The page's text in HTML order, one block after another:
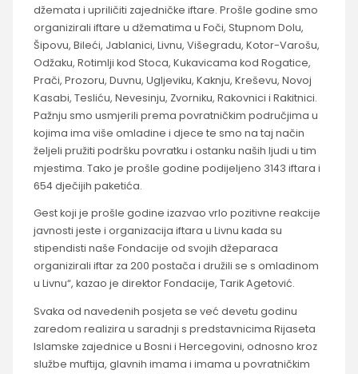
džemata i upriličiti zajedničke iftare. Prošle godine smo
organizirali iftare u džematima u Foči, Stupnom Dolu,
Šipovu, Bileći, Jablanici, Livnu, Višegradu, Kotor-Varošu,
Odžaku, Rotimlji kod Stoca, Kukavicama kod Rogatice,
Prači, Prozoru, Duvnu, Ugljeviku, Kaknju, Kreševu, Novoj
Kasabi, Tesliću, Nevesinju, Zvorniku, Rakovnici i Rakitnici.
Pažnju smo usmjerili prema povratničkim područjima u
kojima ima više omladine i djece te smo na taj način
željeli pružiti podršku povratku i ostanku naših ljudi u tim
mjestima. Tako je prošle godine podijeljeno 3143 iftara i
654 dječijih paketića.
Gest koji je prošle godine izazvao vrlo pozitivne reakcije
javnosti jeste i organizacija iftara u Livnu kada su
stipendisti naše Fondacije od svojih džeparaca
organizirali iftar za 200 postača i družili se s omladinom
u Livnu“, kazao je direktor Fondacije, Tarik Agetović.
Svaka od navedenih posjeta se već devetu godinu
zaredom realizira u saradnji s predstavnicima Rijaseta
Islamske zajednice u Bosni i Hercegovini, odnosno kroz
službe muftija, glavnih imama i imama u povratničkim